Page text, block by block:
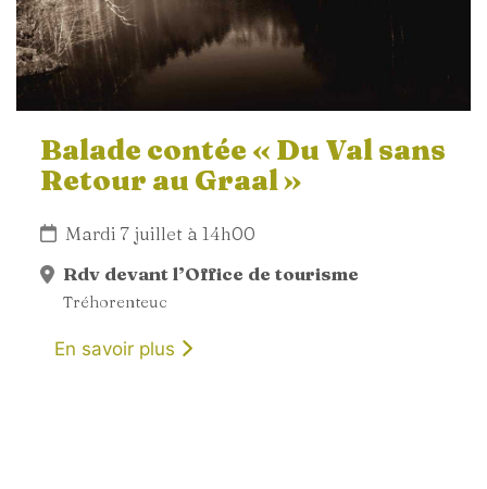
Balade contée « Du Val sans
Retour au Graal »
Mardi 7 juillet à 14h00
Rdv devant l’Office de tourisme
Tréhorenteuc
En savoir plus